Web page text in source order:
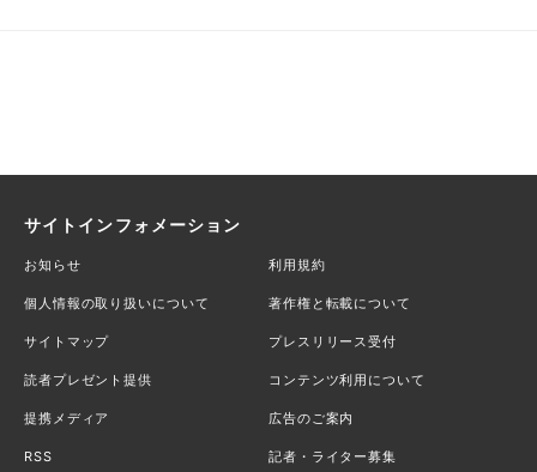
サイトインフォメーション
お知らせ 利用規約
個人情報の取り扱いについて 著作権と転載について
サイトマップ プレスリリース受付
読者プレゼント提供 コンテンツ利用について
提携メディア 広告のご案内
RSS 記者・ライター募集